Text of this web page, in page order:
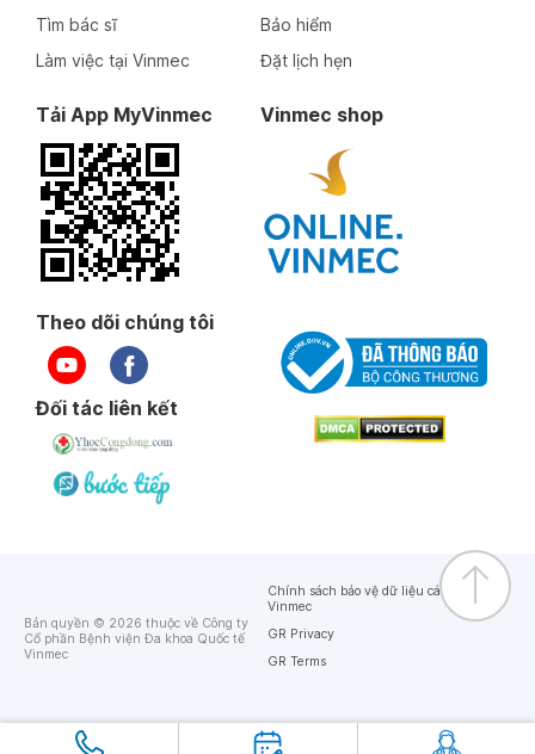
Tìm bác sĩ
Làm việc tại Vinmec
Bảo hiểm
Đặt lịch hẹn
Tải App MyVinmec Vinmec shop
Theo dõi chúng tôi
Đối tác liên kết
Bản quyền © 2026 thuộc về Công ty
Cổ phần Bệnh viện Đa khoa Quốc tế
Vinmec
Chính sách bảo vệ dữ liệu cá nhân của
Vinmec
GR Privacy
GR Terms